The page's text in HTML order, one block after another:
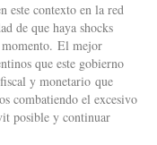
este contexto en la red
de que haya shocks
momento. El mejor
que este gobierno
y monetario que
combatiendo el excesivo
posible y continuar